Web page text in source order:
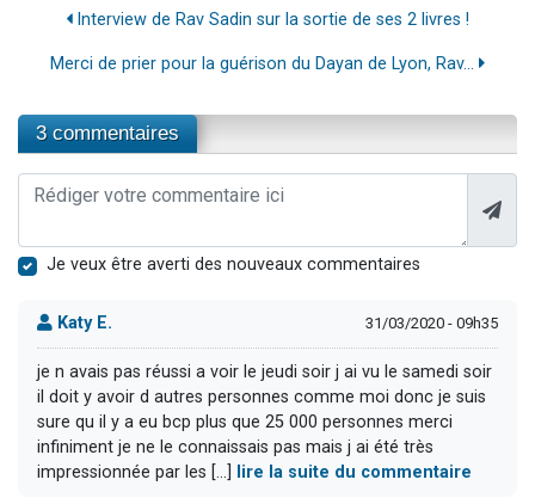
Interview de Rav Sadin sur la sortie de ses 2 livres !
Merci de prier pour la guérison du Dayan de Lyon, Rav...
3 commentaires
Je veux être averti des nouveaux commentaires
Katy E. 31/03/2020 - 09h35
je n avais pas réussi a voir le jeudi soir j ai vu le samedi soir
il doit y avoir d autres personnes comme moi donc je suis
sure qu il y a eu bcp plus que 25 000 personnes merci
infiniment je ne le connaissais pas mais j ai été très
impressionnée par les [...] lire la suite du commentaire